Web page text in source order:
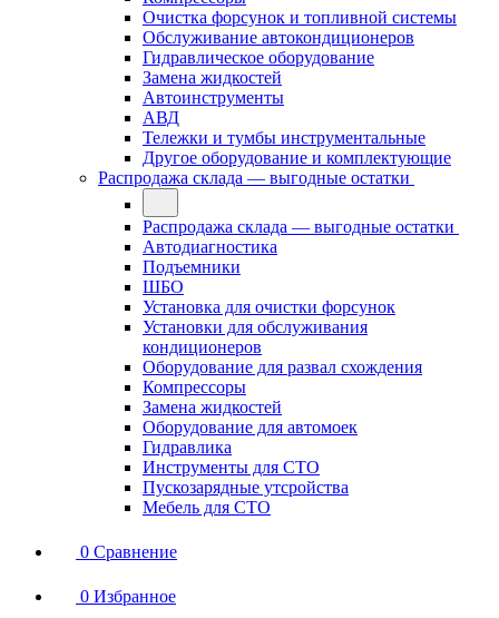
Очистка форсунок и топливной системы
Обслуживание автокондиционеров
Гидравлическое оборудование
Замена жидкостей
Автоинструменты
АВД
Тележки и тумбы инструментальные
Другое оборудование и комплектующие
Распродажа склада — выгодные остатки
Распродажа склада — выгодные остатки
Автодиагностика
Подъемники
ШБО
Установка для очистки форсунок
Установки для обслуживания
кондиционеров
Оборудование для развал схождения
Компрессоры
Замена жидкостей
Оборудование для автомоек
Гидравлика
Инструменты для СТО
Пускозарядные утсройства
Мебель для СТО
0 Сравнение
0 Избранное